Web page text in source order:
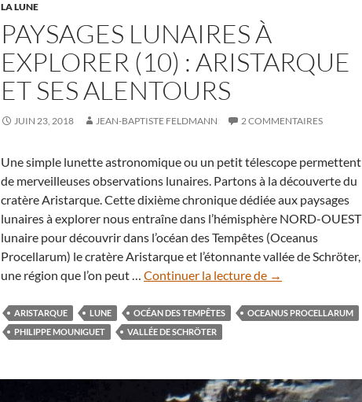
LA LUNE
PAYSAGES LUNAIRES À
EXPLORER (10) : ARISTARQUE
ET SES ALENTOURS
JUIN 23, 2018 JEAN-BAPTISTE FELDMANN 2 COMMENTAIRES
Une simple lunette astronomique ou un petit télescope permettent
de merveilleuses observations lunaires. Partons à la découverte du
cratère Aristarque. Cette dixième chronique dédiée aux paysages
lunaires à explorer nous entraîne dans l’hémisphère NORD-OUEST
lunaire pour découvrir dans l’océan des Tempêtes (Oceanus
Procellarum) le cratère Aristarque et l’étonnante vallée de Schröter,
une région que l’on peut … Continuer la lecture de Paysages
à
Aristarque
→
ARISTARQUE LUNE OCÉAN DES TEMPÊTES
OCEANUS PROCELLARUM
PHILIPPE MOUNIGUET
VALLÉE DE SCHRÖTER